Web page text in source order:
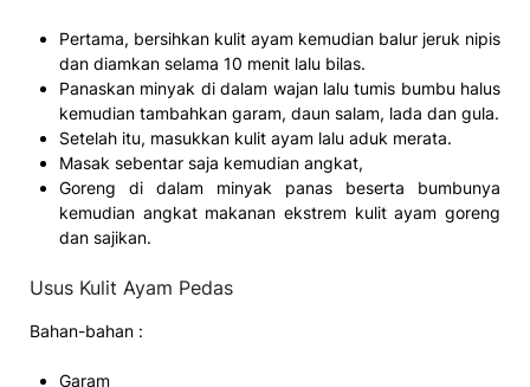
Pertama, bersihkan kulit ayam kemudian balur jeruk nipis
dan diamkan selama 10 menit lalu bilas.
Panaskan minyak di dalam wajan lalu tumis bumbu halus
kemudian tambahkan garam, daun salam, lada dan gula.
Setelah itu, masukkan kulit ayam lalu aduk merata.
Masak sebentar saja kemudian angkat,
Goreng di dalam minyak panas beserta bumbunya
kemudian angkat makanan ekstrem kulit ayam goreng
dan sajikan.
Usus Kulit Ayam Pedas
Bahan-bahan :
Garam